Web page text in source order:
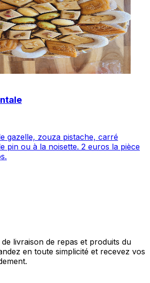
gazelle, zouza pistache, carré
pin ou à la noisette. 2 euros la pièce
livraison de repas et produits du
en toute simplicité et recevez vos